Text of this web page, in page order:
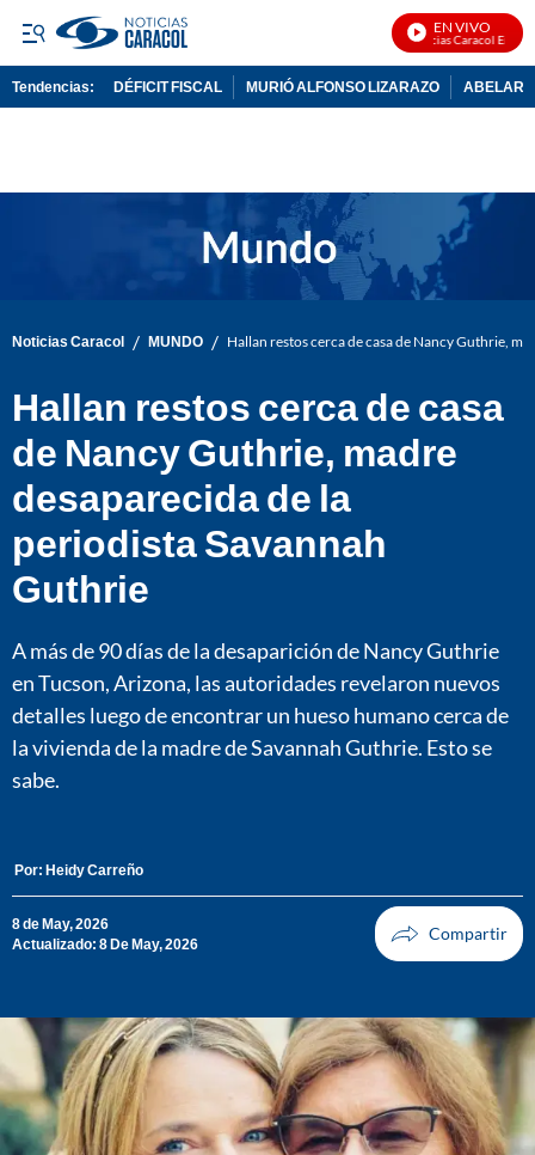
EN VIVO
Noticias Caracol En Vivo
Tendencias: DÉFICIT FISCAL MURIÓ ALFONSO LIZARAZO
Noticias Caracol / MUNDO / Hallan restos cerca de casa de Nancy Guthrie,
Hallan restos cerca de casa
de Nancy Guthrie, madre
desaparecida de la
periodista Savannah
Guthrie
A más de 90 días de la desaparición de Nancy Guthrie
en Tucson, Arizona, las autoridades revelaron nuevos
detalles luego de encontrar un hueso humano cerca de
la vivienda de la madre de Savannah Guthrie. Esto se
sabe.
Por: Heidy Carreño
8 de May, 2026
Actualizado: 8 De May, 2026